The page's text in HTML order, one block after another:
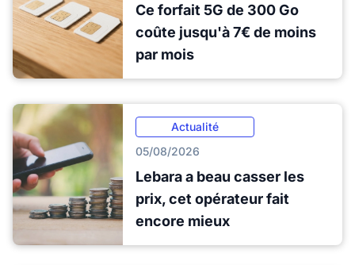
Ce forfait 5G de 300 Go
coûte jusqu'à 7€ de moins
par mois
Actualité
05/08/2026
Lebara a beau casser les
prix, cet opérateur fait
encore mieux